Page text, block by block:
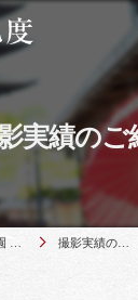
実績のご
撮影実績のご紹介